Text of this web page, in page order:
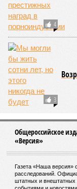
развитой
полным
развития событий
окружающей
любая природная
этому –
резкому
цивилизации
исчерпывающий.
Возраст
бессмертия